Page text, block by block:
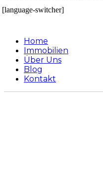
[language-switcher]
Home
Immobilien
Über Uns
Blog
Kontakt